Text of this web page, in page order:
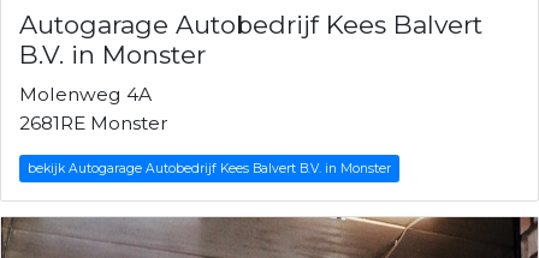
Autogarage Autobedrijf Kees Balvert
B.V. in Monster
Molenweg 4A
2681RE Monster
bekijk Autogarage Autobedrijf Kees Balvert B.V. in Monster